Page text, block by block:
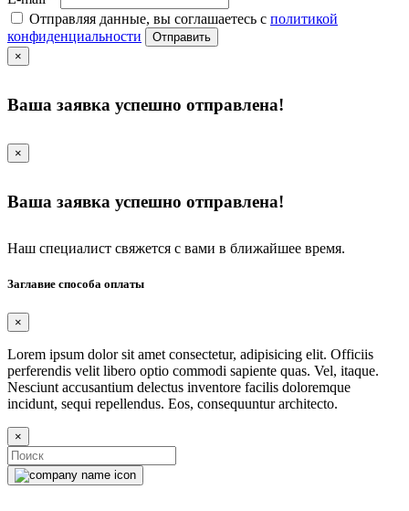
Отправляя данные, вы соглашаетесь с политикой
конфиденциальности
Отправить
×
Ваша заявка успешно отправлена!
×
Ваша заявка успешно отправлена!
Наш специалист свяжется с вами в ближайшее время.
Заглавие способа оплаты
×
Lorem ipsum dolor sit amet consectetur, adipisicing elit. Officiis
perferendis velit libero optio commodi sapiente quas. Vel, itaque.
Nesciunt accusantium delectus inventore facilis doloremque
incidunt, sequi repellendus. Eos, consequuntur architecto.
×